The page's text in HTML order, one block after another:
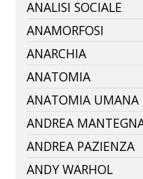
ANALISI SOCIALE
ANAMORFOSI
ANARCHIA
ANATOMIA
ANATOMIA UMANA
ANDREA
ANDREA PAZIENZA
ANDY WARHOL